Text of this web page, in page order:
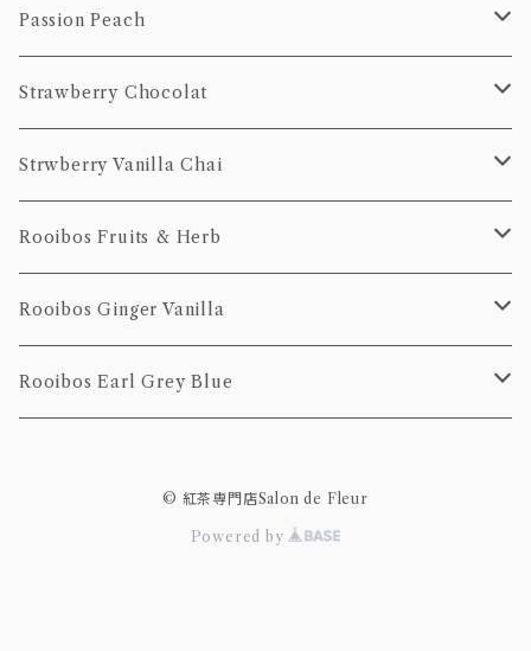
100g
20個Pack
50g
100g
10個Pack
20個Pack
茶葉
50g
100g
ティーバッグ
10個Pack
20個Pack
茶葉
50g
100g
Passion Peach
ティーバッグ
10個pack
20個pack
Strawberry Chocolat
ティーバッグ
10個pack
20個pack
Strwberry Vanilla Chai
ティーバッグ
10個Pack
20個Pack
Rooibos Fruits & Herb
ティーバッグ
10個Pack
茶葉
Rooibos Ginger Vanilla
ティーバッグ
Rooibos Earl Grey Blue
© 紅茶専門店Salon de Fleur
Powered by